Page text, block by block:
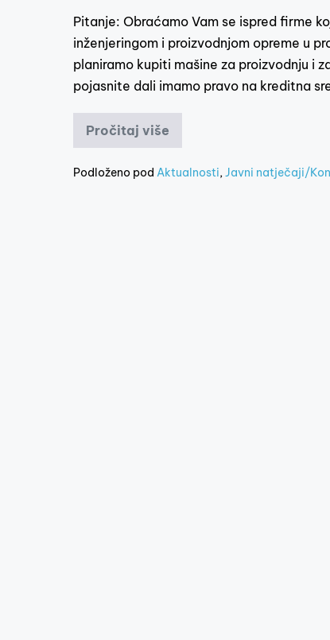
Pitanje: Obraćamo Vam se ispred firme
inženjeringom i proizvodnjom opreme u
planiramo kupiti mašine za proizvodnju i
pojasnite dali imamo pravo na kreditna
Pročitaj više
Podloženo pod Aktualnosti,Javni natječaji/